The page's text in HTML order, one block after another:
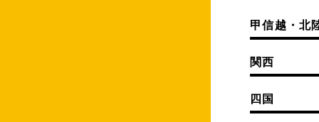
甲信越・北
関西
四国